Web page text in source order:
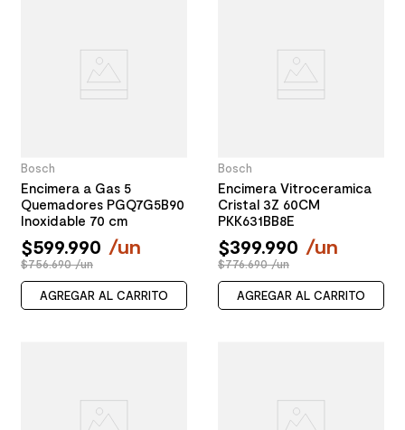
Bosch
Encimera a Gas 5
Quemadores PGQ7G5B90
Inoxidable 70 cm
$599.990 /un
$756.690 /un
AGREGAR AL CARRITO
Bosch
Encimera Vitroceramica
Cristal 3Z 60CM
PKK631BB8E
$399.990 /un
$776.690 /un
AGREGAR AL CARRITO